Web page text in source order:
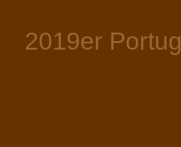
2019er